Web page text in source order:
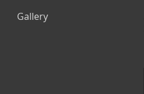
Gallery